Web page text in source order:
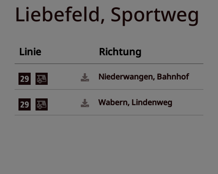
Liebefeld, Sportweg
Linie Richtung
Niederwangen, Bahnhof
Wabern, Lindenweg